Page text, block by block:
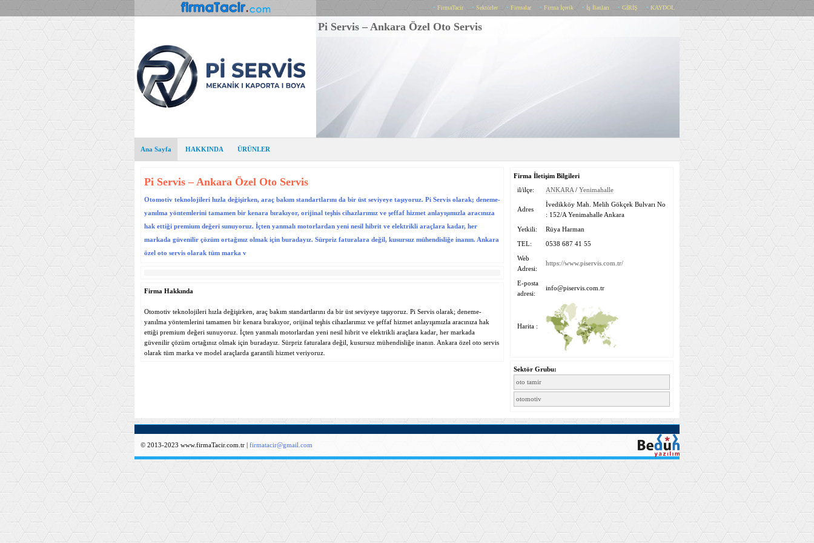
• FirmaTacir • Sektörler • Firmalar • Firma İçerik • İş İlanları • GİRİŞ • KAYDOL
Pi Servis – Ankara Özel Oto Servis
Ana Sayfa HAKKINDA ÜRÜNLER
Pi Servis – Ankara Özel Oto Servis
Otomotiv teknolojileri hızla değişirken, araç bakım standartlarını da bir üst seviyeye taşıyoruz. Pi Servis olarak; deneme-
yanılma yöntemlerini tamamen bir kenara bırakıyor, orijinal teşhis cihazlarımız ve şeffaf hizmet anlayışımızla aracınıza
hak ettiği premium değeri sunuyoruz. İçten yanmalı motorlardan yeni nesil hibrit ve elektrikli araçlara kadar, her
markada güvenilir çözüm ortağınız olmak için buradayız. Sürpriz faturalara değil, kusursuz mühendisliğe inanın. Ankara
özel oto servis olarak tüm marka v
Firma Hakkında
Otomotiv teknolojileri hızla değişirken, araç bakım standartlarını da bir üst seviyeye taşıyoruz. Pi Servis olarak; deneme-
yanılma yöntemlerini tamamen bir kenara bırakıyor, orijinal teşhis cihazlarımız ve şeffaf hizmet anlayışımızla aracınıza hak
ettiği premium değeri sunuyoruz. İçten yanmalı motorlardan yeni nesil hibrit ve elektrikli araçlara kadar, her markada
güvenilir çözüm ortağınız olmak için buradayız. Sürpriz faturalara değil, kusursuz mühendisliğe inanın. Ankara özel oto servis
olarak tüm marka ve model araçlarda garantili hizmet veriyoruz.
Firma İletişim Bilgileri
il/ilçe:
ANKARA / Yenimahalle
Adres
İvedikköy Mah. Melih Gökçek Bulvarı No
: 152/A Yenimahalle Ankara
Yetkili:
Rüya Harman
TEL:
0538 687 41 55
Web
Adresi:
https://www.piservis.com.tr/
E-posta
adresi:
info@piservis.com.tr
Harita :
Sektör Grubu:
oto tamir
otomotiv
© 2013-2023 www.firmaTacir.com.tr | firmatacir@gmail.com